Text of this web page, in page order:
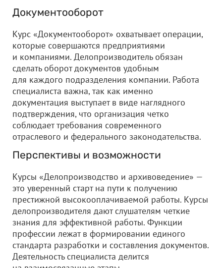
Документооборот
Курс «Документооборот» охватывает операции,
которые совершаются предприятиями
и компаниями. Делопроизводитель обязан
сделать оборот документов удобным
для каждого подразделения компании. Работа
специалиста важна, так как именно
документация выступает в виде наглядного
подтверждения, что организация четко
соблюдает требования современного
отраслевого и федерального законодательства.
Перспективы и возможности
Курсы «Делопроизводство и архивоведение» —
это уверенный старт на пути к получению
престижной высокооплачиваемой работы. Курсы
делопроизводителя дают слушателям четкие
знания для эффективной работы. Функции
профессии лежат в формировании единого
стандарта разработки и составления документов.
Деятельность специалиста делится